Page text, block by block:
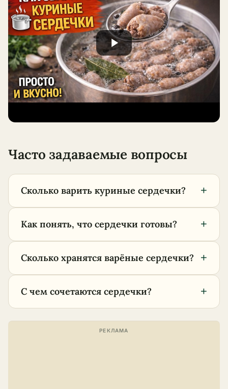
Часто задаваемые вопросы
Сколько варить куриные сердечки? +
Как понять, что сердечки готовы? +
Сколько хранятся варёные сердечки? +
С чем сочетаются сердечки? +